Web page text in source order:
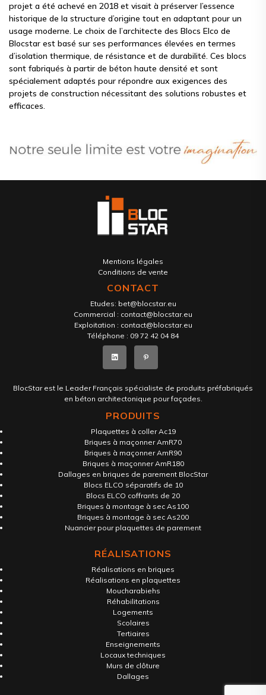
projet a été achevé en 2018 et visait à préserver l’essence
historique de la structure d’origine tout en adaptant pour un
usage moderne. Le choix de l’architecte des Blocs Elco de
Blocstar est basé sur ses performances élevées en termes
d’isolation thermique, de résistance et de durabilité. Ces blocs
sont fabriqués à partir de béton haute densité et sont
spécialement adaptés pour répondre aux exigences des
projets de construction nécessitant des solutions robustes et
efficaces.
Mentions légales
Conditions de vente
CONTACT
Etudes: bet@blocstar.eu
Commercial : contact@blocstar.eu
Exploitation : contact@blocstar.eu
Téléphone : 09 72 42 04 84
BlocStar est le Leader Français spécialiste de produits préfabriqués
en béton architectonique pour façades.
PRODUITS
Plaquettes à coller Ac19
Briques à maçonner AmR70
Briques à maçonner AmR90
Briques à maçonner AmR180
Dallages en briques de parement BlocStar
Blocs ELCO séparatifs de 10
Blocs ELCO coffrants de 20
Briques à montage à sec As100
Briques à montage à sec As200
Nuancier pour plaquettes de parement
RÉALISATIONS
Réalisations en briques
Réalisations en plaquettes
Moucharabiehs
Réhabilitations
Logements
Scolaires
Tertiaires
Enseignements
Locaux techniques
Murs de clôture
Dallages